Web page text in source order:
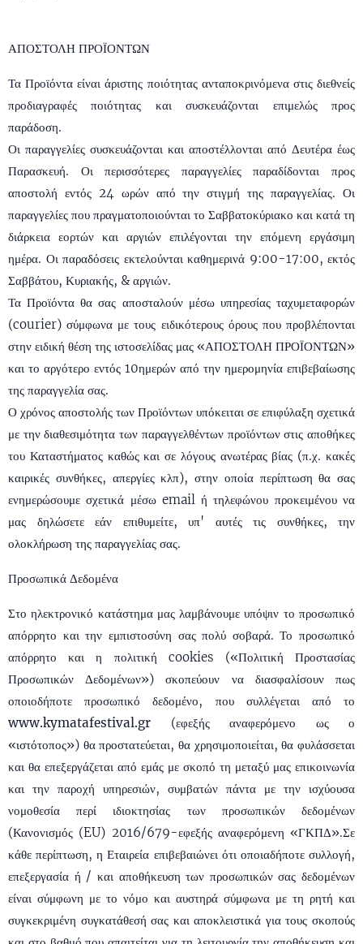
ΑΠΟΣΤΟΛΗ ΠΡΟΪΟΝΤΩΝ
Τα Προϊόντα είναι άριστης ποιότητας ανταποκρινόμενα στις διεθνείς
προδιαγραφές ποιότητας και συσκευάζονται επιμελώς προς
παράδοση.
Οι παραγγελίες συσκευάζονται και αποστέλλονται από Δευτέρα έως
Παρασκευή. Οι περισσότερες παραγγελίες παραδίδονται προς
αποστολή εντός 24 ωρών από την στιγμή της παραγγελίας. Οι
παραγγελίες που πραγματοποιούνται το Σαββατοκύριακο και κατά τη
διάρκεια εορτών και αργιών επιλέγονται την επόμενη εργάσιμη
ημέρα. Οι παραδόσεις εκτελούνται καθημερινά 9:00-17:00, εκτός
Σαββάτου, Κυριακής, & αργιών.
Τα Προϊόντα θα σας αποσταλούν μέσω υπηρεσίας ταχυμεταφορών
(courier) σύμφωνα με τους ειδικότερους όρους που προβλέπονται
στην ειδική θέση της ιστοσελίδας μας «ΑΠΟΣΤΟΛΗ ΠΡΟΪΟΝΤΩΝ»
και το αργότερο εντός 10ημερών από την ημερομηνία επιβεβαίωσης
της παραγγελία σας.
Ο χρόνος αποστολής των Προϊόντων υπόκειται σε επιφύλαξη σχετικά
με την διαθεσιμότητα των παραγγελθέντων προϊόντων στις αποθήκες
του Καταστήματος καθώς και σε λόγους ανωτέρας βίας (π.χ. κακές
καιρικές συνθήκες, απεργίες κλπ), στην οποία περίπτωση θα σας
ενημερώσουμε σχετικά μέσω email ή τηλεφώνου προκειμένου να
μας δηλώσετε εάν επιθυμείτε, υπ' αυτές τις συνθήκες, την
ολοκλήρωση της παραγγελίας σας.
Προσωπικά Δεδομένα
Στο ηλεκτρονικό κατάστημα μας λαμβάνουμε υπόψιν το προσωπικό
απόρρητο και την εμπιστοσύνη σας πολύ σοβαρά. Το προσωπικό
απόρρητο και η πολιτική cookies («Πολιτική Προστασίας
Προσωπικών Δεδομένων») σκοπεύουν να διασφαλίσουν πως
οποιοδήποτε προσωπικό δεδομένο, που συλλέγεται από το
www.kymatafestival.gr (εφεξής αναφερόμενο ως ο
«ιστότοπος») θα προστατεύεται, θα χρησιμοποιείται, θα φυλάσσεται
και θα επεξεργάζεται από εμάς με σκοπό τη μεταξύ μας επικοινωνία
και την παροχή υπηρεσιών, συμβατών πάντα με την ισχύουσα
νομοθεσία περί ιδιοκτησίας των προσωπικών δεδομένων
(Κανονισμός (EU) 2016/679-εφεξής αναφερόμενη «ΓΚΠΔ».Σε
κάθε περίπτωση, η Εταιρεία επιβεβαιώνει ότι οποιαδήποτε συλλογή,
επεξεργασία ή / και αποθήκευση των προσωπικών σας δεδομένων
είναι σύμφωνη με το νόμο και αυστηρά σύμφωνα με τη ρητή και
συγκεκριμένη συγκατάθεσή σας και αποκλειστικά για τους σκοπούς